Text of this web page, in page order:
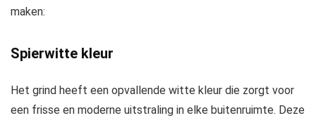
maken:
Spierwitte kleur
Het grind heeft een opvallende witte kleur die zorgt voor
een frisse en moderne uitstraling in elke buitenruimte. Deze